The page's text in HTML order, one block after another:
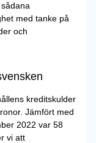
med tanke på
och
kreditskulder
Jämfört med
2022 var 58
vi att